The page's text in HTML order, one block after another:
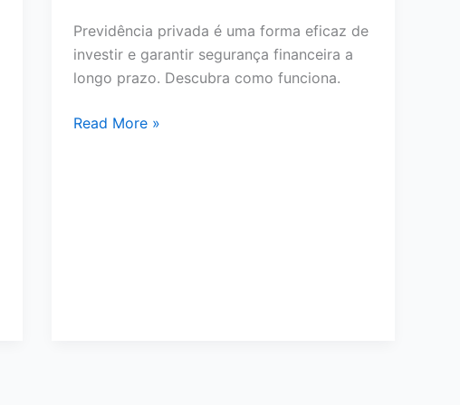
Previdência privada é uma forma eficaz de
investir e garantir segurança financeira a
longo prazo. Descubra como funciona.
Como
Read More »